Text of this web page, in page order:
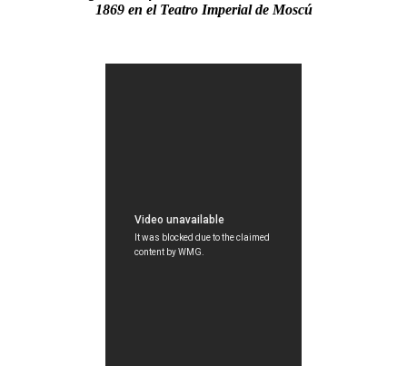
1869 en el Teatro Imperial de Moscú